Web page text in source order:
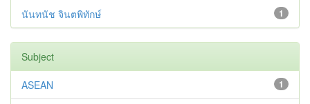
1
นันทนัช จินตพิทักษ์
Subject
1
ASEAN